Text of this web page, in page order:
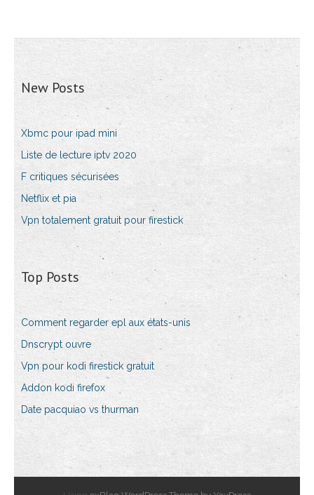
New Posts
Xbmc pour ipad mini
Liste de lecture iptv 2020
F critiques sécurisées
Netflix et pia
Vpn totalement gratuit pour firestick
Top Posts
Comment regarder epl aux états-unis
Dnscrypt ouvre
Vpn pour kodi firestick gratuit
Addon kodi firefox
Date pacquiao vs thurman